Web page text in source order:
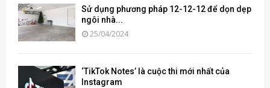
Sử dụng phương pháp 12-12-12 để dọn dẹp
ngôi nhà...
25/04/2024
‘TikTok Notes’ là cuộc thi mới nhất của
Instagram